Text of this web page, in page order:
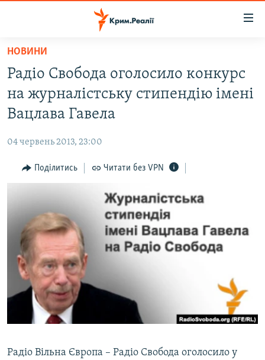
Перейти
основного
матеріалу
Перейти
до
основної
навігації
Перейти
ВОДА.КРИМ
ВІДЕО ТА ФОТО
БЛОГИ
ПОГЛЯД
ВСЕ ЗА ДЕНЬ
СПЕЦПРОЕКТИ
ДЕПОРТАЦІЯ
ВІДЕОУРОКИ «ELIFBE»
СВІДЧЕННЯ ОКУПАЦІЇ
УКРАЇНСЬКА ПРОБЛЕМА КРИМУ
ЯК ОБІЙТИ БЛОКУВАННЯ
Русский
Qırımtatar
НОВИНИ
Радіо Свобода оголосило конкурс
на журналістську стипендію імені
Вацлава Гавела
04 червень 2013, 23:00
Поділитись Читати без VPN
Радіо Вільна Європа – Радіо Свобода оголосило у